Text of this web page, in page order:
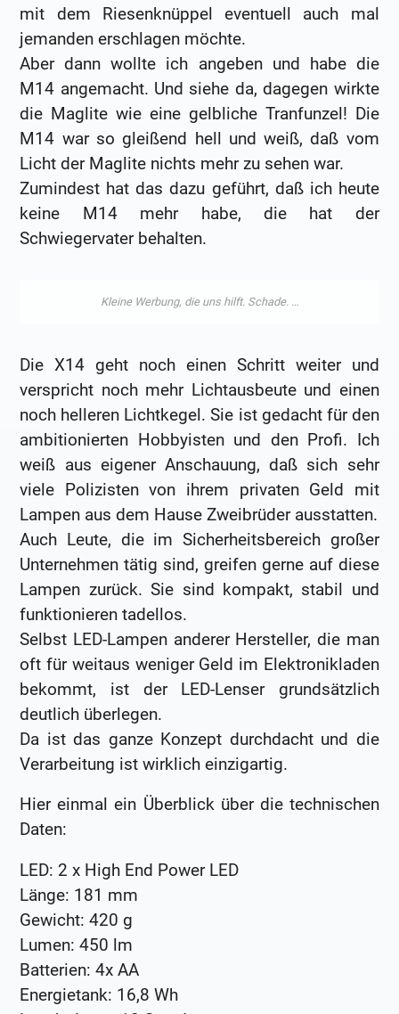
mit dem Riesenknüppel eventuell auch mal
jemanden erschlagen möchte.
Aber dann wollte ich angeben und habe die
M14 angemacht. Und siehe da, dagegen wirkte
die Maglite wie eine gelbliche Tranfunzel! Die
M14 war so gleißend hell und weiß, daß vom
Licht der Maglite nichts mehr zu sehen war.
Zumindest hat das dazu geführt, daß ich heute
keine M14 mehr habe, die hat der
Schwiegervater behalten.
Die X14 geht noch einen Schritt weiter und
verspricht noch mehr Lichtausbeute und einen
noch helleren Lichtkegel. Sie ist gedacht für den
ambitionierten Hobbyisten und den Profi. Ich
weiß aus eigener Anschauung, daß sich sehr
viele Polizisten von ihrem privaten Geld mit
Lampen aus dem Hause Zweibrüder ausstatten.
Auch Leute, die im Sicherheitsbereich großer
Unternehmen tätig sind, greifen gerne auf diese
Lampen zurück. Sie sind kompakt, stabil und
funktionieren tadellos.
Selbst LED-Lampen anderer Hersteller, die man
oft für weitaus weniger Geld im Elektronikladen
bekommt, ist der LED-Lenser grundsätzlich
deutlich überlegen.
Da ist das ganze Konzept durchdacht und die
Verarbeitung ist wirklich einzigartig.
Hier einmal ein Überblick über die technischen
Daten:
LED: 2 x High End Power LED
Länge: 181 mm
Gewicht: 420 g
Lumen: 450 lm
Batterien: 4x AA
Energietank: 16,8 Wh